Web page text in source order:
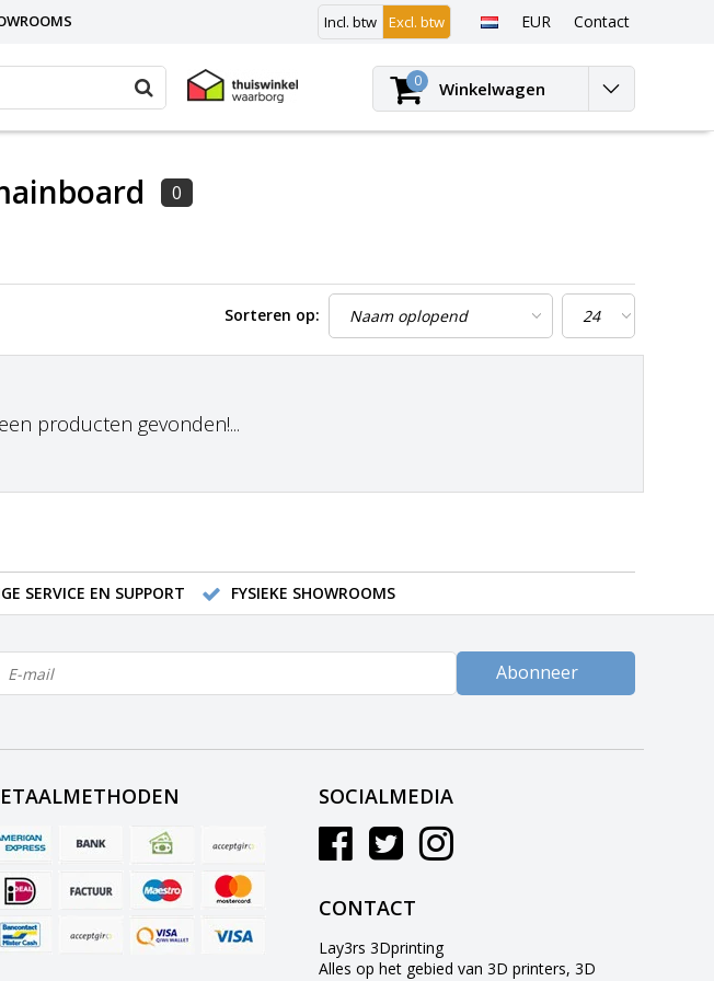
Incl. btw Excl. btw EUR Contact
Inloggen
0 Winkelwagen
0
Sorteren op:
producten gevonden!...
SERVICE EN SUPPORT FYSIEKE SHOWROOMS
Abonneer
SOCIALMEDIA
CONTACT
Lay3rs 3Dprinting
Alles op het gebied van 3D printers, 3D